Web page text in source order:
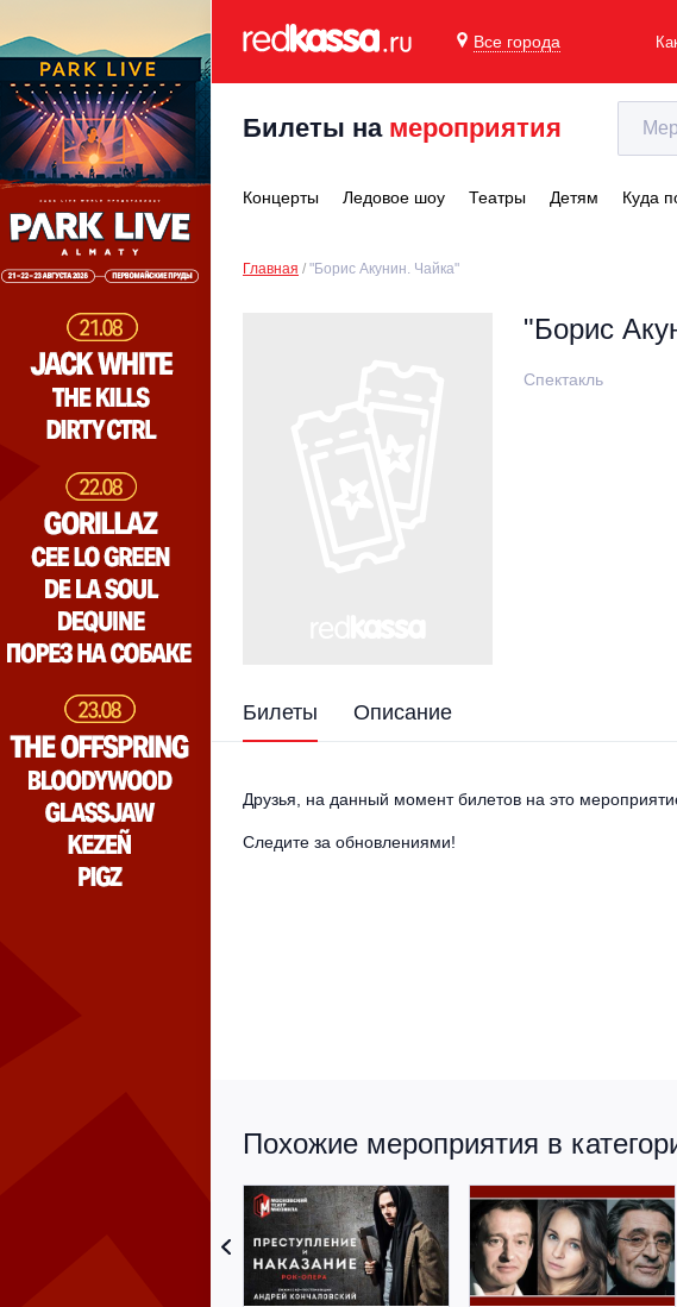
Все города
Билеты на мероприятия
Концерты Ледовое шоу Театры Детям Куда
Главная "Борис Акунин. Чайка"
"Борис
Спектакль
Билеты Описание
Друзья, на данный момент билетов на это
Следите за обновлениями!
Похожие мероприятия в